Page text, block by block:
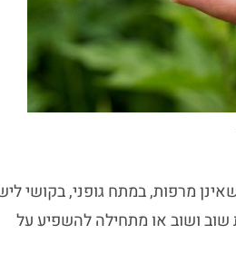
מרפות, במתח גופני, בקושי
ושוב או מתחילה להשפיע על